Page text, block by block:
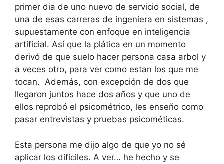
primer dia de uno nuevo de servicio social, de
una de esas carreras de ingeniera en sistemas ,
supuestamente con enfoque en inteligencia
artificial. Así que la plática en un momento
derivó de que suelo hacer persona casa arbol y
a veces otro, para ver como estan los que me
tocan. Además, con excepción de dos que
llegaron juntos hace dos años y que uno de
ellos reprobó el psicométrico, les enseño como
pasar entrevistas y pruebas psicométicas.
Esta persona me dijo algo de que yo no sé
aplicar los dificiles. A ver… he hecho y se